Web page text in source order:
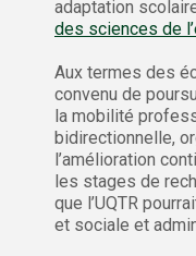
adaptation
des sciences de
Aux termes des
convenu de
la mobilité
bidirectionnelle,
l’amélioration
les stages de
que l’UQTR
et sociale et